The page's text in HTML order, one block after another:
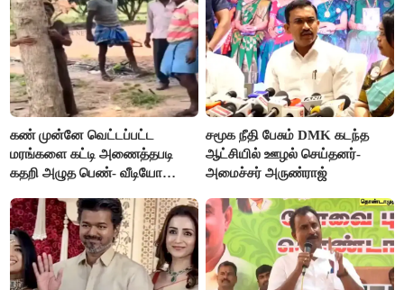
கண் முன்னே வெட்டப்பட்ட
மரங்களை கட்டி அணைத்தபடி
கதறி அழுத பெண்- வீடியோ
சமூக நீதி பேசும் DMK கடந்த
ஆட்சியில் ஊழல் செய்தனர்-
அமைச்சர் அருண்ராஜ்